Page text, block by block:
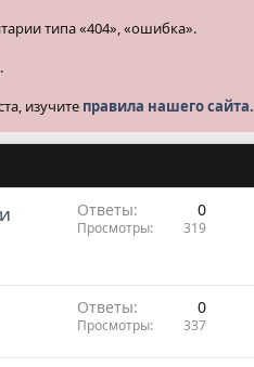
типа «404», «ошибка».
изучите правила нашего сайта.
Ответы 0
Просмотры 319
Ответы 0
Просмотры 337